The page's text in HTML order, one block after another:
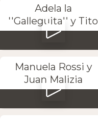
Adela la
''Galleguita'' y Tito
Manuela Rossi y
Juan Malizia